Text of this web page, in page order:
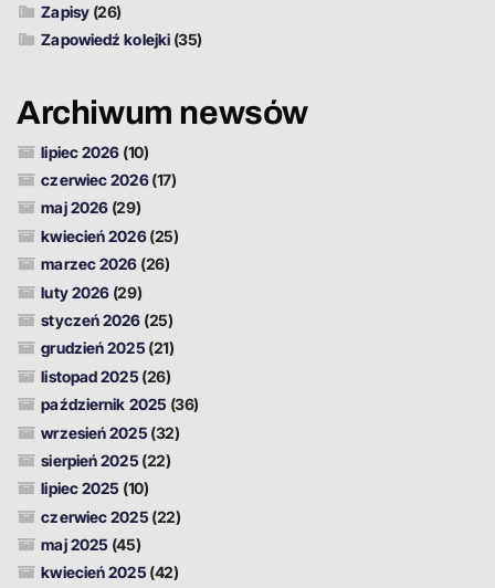
Zapisy(26)
Zapowiedź kolejki (35)
Archiwum newsów
lipiec 2026 (10)
czerwiec 2026(17)
maj 2026 (29)
kwiecień 2026(25)
marzec 2026 (26)
luty 2026 (29)
styczeń 2026 (25)
grudzień 2025 (21)
listopad 2025 (26)
październik 2025 (36)
wrzesień 2025 (32)
sierpień 2025 (22)
lipiec 2025 (10)
czerwiec 2025 (22)
maj 2025 (45)
kwiecień 2025 (42)